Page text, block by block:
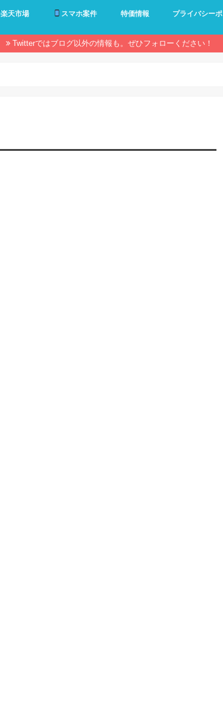
楽天市場 スマホ案件 特価情報 プライバシー
Twitterではブログ以外の情報も。ぜひフォローください！